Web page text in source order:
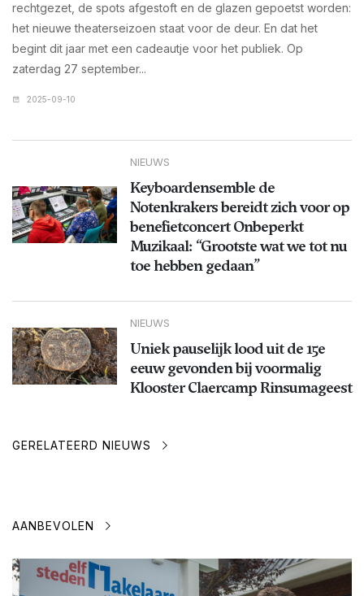
rechtgezet, de spots afgestoft en de glazen gepoetst worden:
het nieuwe theaterseizoen staat voor de deur. En dat het
begint dit jaar met een cadeautje voor het publiek. Op
zaterdag 27 september...
2025-09-10
NIEUWS
Keyboardensemble de
Notenkrakers bereidt zich voor op
benefietconcert Onbeperkt
Muzikaal: “Grootste wat we tot nu
toe hebben gedaan”
NIEUWS
Uniek pauselijk lood uit de 15e
eeuw gevonden bij voormalig
Klooster Claercamp Rinsumageest
GERELATEERD NIEUWS
AANBEVOLEN